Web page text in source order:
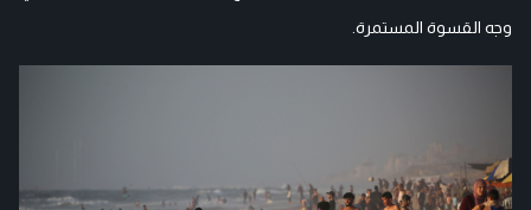
وجه القسوة المستمرة.